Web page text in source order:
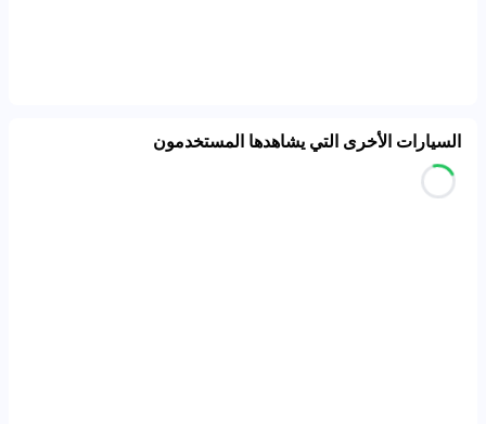
السيارات الأخرى التي يشاهدها المستخدمون